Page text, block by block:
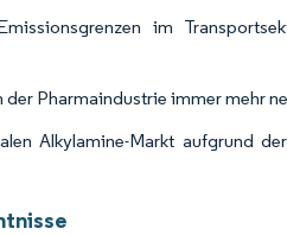
im
Pharmaindustrie immer mehr
Alkylamine-Markt aufgrund